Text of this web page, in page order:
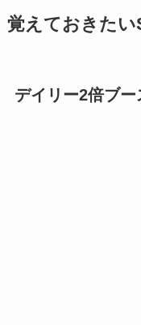
覚えておきた
デイリー2倍ブー